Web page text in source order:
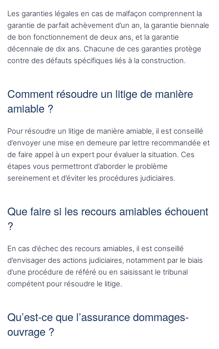
Les garanties légales en cas de malfaçon comprennent la
garantie de parfait achèvement d’un an, la garantie biennale
de bon fonctionnement de deux ans, et la garantie
décennale de dix ans. Chacune de ces garanties protège
contre des défauts spécifiques liés à la construction.
Comment résoudre un litige de manière
amiable ?
Pour résoudre un litige de manière amiable, il est conseillé
d’envoyer une mise en demeure par lettre recommandée et
de faire appel à un expert pour évaluer la situation. Ces
étapes vous permettront d’aborder le problème
sereinement et d’éviter les procédures judiciaires.
Que faire si les recours amiables échouent
?
En cas d’échec des recours amiables, il est conseillé
d’envisager des actions judiciaires, notamment par le biais
d’une procédure de référé ou en saisissant le tribunal
compétent pour résoudre le litige.
Qu’est-ce que l’assurance dommages-
ouvrage ?